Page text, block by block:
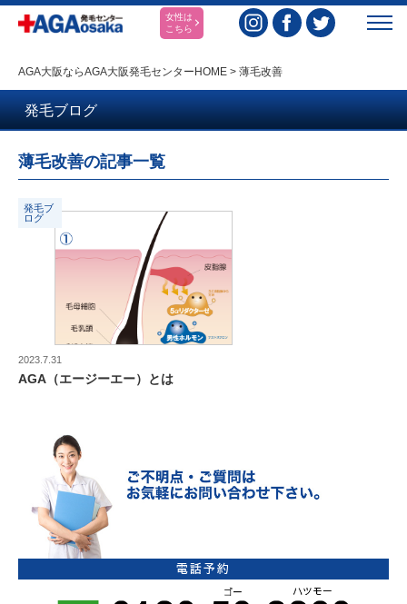
女性は
こちら
AGA大阪ならAGA大阪発毛センターHOME > 薄毛改善
発毛ブログ
薄毛改善の記事一覧
2023.7.31
AGA（エージーエー）とは
発毛ブ
ログ